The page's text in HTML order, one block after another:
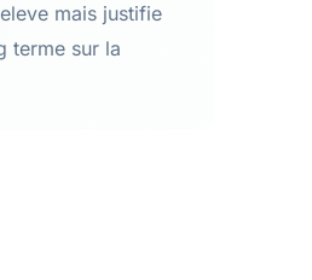
mais justifie
terme sur la